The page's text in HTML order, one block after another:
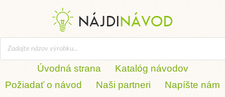
Úvodná strana
Katalóg návodov
Požiadať o návod
Naši partneri Napíšte nám